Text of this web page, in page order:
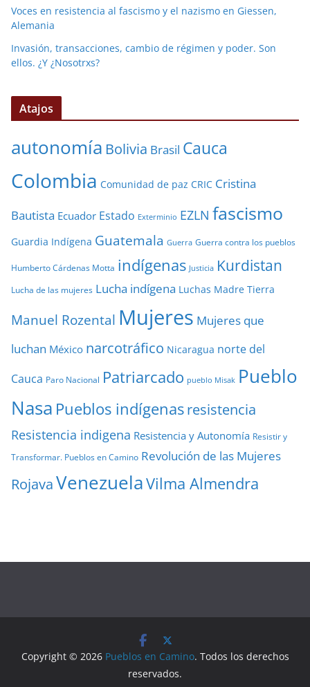
Voces en resistencia al fascismo y el nazismo en Giessen,
Alemania
Invasión, transacciones, cambio de régimen y poder. Son
ellos. ¿Y ¿Nosotrxs?
Atajos
autonomía Bolivia Brasil Cauca
Colombia Comunidad de paz CRIC Cristina
Bautista Ecuador Estado Exterminio EZLN fascismo
Guardia Indígena Guatemala Guerra Guerra contra los pueblos
Humberto Cárdenas Motta indígenas Justicia Kurdistan
Lucha de las mujeres Lucha indígena Luchas Madre Tierra
Manuel Rozental Mujeres Mujeres que
luchan México narcotráfico Nicaragua norte del
Cauca Paro Nacional Patriarcado pueblo Misak Pueblo
Nasa Pueblos indígenasresistencia
Resistencia indigena Resistencia y Autonomía Resistir y
Transformar. Pueblos en Camino Revolución de las Mujeres
RojavaVenezuelaVilma Almendra
Copyright © 2026 Pueblos en Camino. Todos los derechos
reservados.